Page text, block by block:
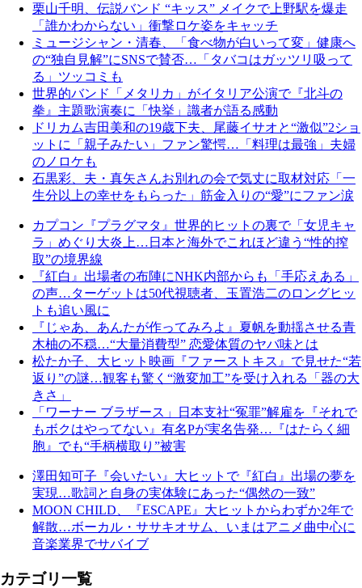
栗山千明、伝説バンド “キッス” メイクで上野駅を爆走
「誰かわからない」衝撃ロケ姿をキャッチ
ミュージシャン・清春、「食べ物が白いって変」健康へ
の“独自見解”にSNSで賛否…「タバコはガッツリ吸って
る」ツッコミも
世界的バンド「メタリカ」がイタリア公演で『北斗の
拳』主題歌演奏に「快挙」識者が語る感動
ドリカム吉田美和の19歳下夫、尾藤イサオと“激似”2ショ
ットに「親子みたい」ファン驚愕…「料理は最強」夫婦
のノロケも
石黒彩、夫・真矢さんお別れの会で気丈に取材対応「一
生分以上の幸せをもらった」筋金入りの“愛”にファン涙
カプコン『プラグマタ』世界的ヒットの裏で「女児キャ
ラ」めぐり大炎上…日本と海外でこれほど違う“性的搾
取”の境界線
『紅白』出場者の布陣にNHK内部からも「手応えある」
の声…ターゲットは50代視聴者、玉置浩二のロングヒッ
トも追い風に
『じゃあ、あんたが作ってみろよ』夏帆を動揺させる青
木柚の不穏…“大量消費型” 恋愛体質のヤバ味とは
松たか子、大ヒット映画『ファーストキス』で見せた“若
返り”の謎…観客も驚く“激変加工”を受け入れる「器の大
きさ」
「ワーナー ブラザース」日本支社“冤罪”解雇を『それで
もボクはやってない』有名Pが実名告発…『はたらく細
胞』でも“手柄横取り”被害
澤田知可子『会いたい』大ヒットで『紅白』出場の夢を
実現…歌詞と自身の実体験にあった“偶然の一致”
MOON CHILD、『ESCAPE』大ヒットからわずか2年で
解散…ボーカル・ササキオサム、いまはアニメ曲中心に
音楽業界でサバイブ
カテゴリ一覧